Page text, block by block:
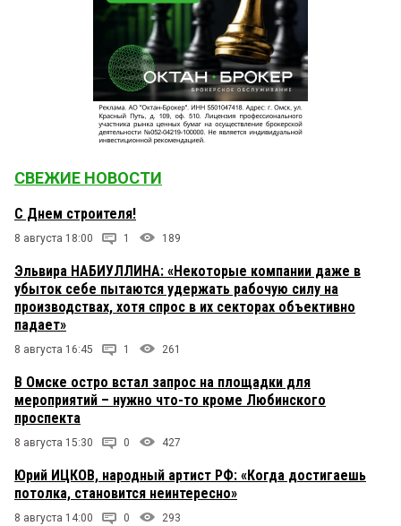
СВЕЖИЕ НОВОСТИ
С Днем строителя!
8 августа 18:00 1 189
Эльвира НАБИУЛЛИНА: «Некоторые компании даже в
убыток себе пытаются удержать рабочую силу на
производствах, хотя спрос в их секторах объективно
падает»
8 августа 16:45 1 261
В Омске остро встал запрос на площадки для
мероприятий – нужно что-то кроме Любинского
проспекта
8 августа 15:30 0 427
Юрий ИЦКОВ, народный артист РФ: «Когда достигаешь
потолка, становится неинтересно»
8 августа 14:00 0 293